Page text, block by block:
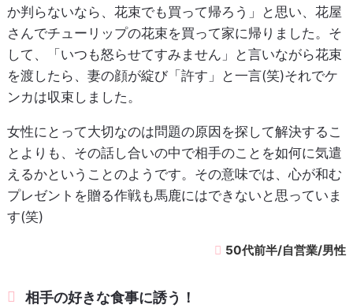
か判らないなら、花束でも買って帰ろう」と思い、花屋
さんでチューリップの花束を買って家に帰りました。そ
して、「いつも怒らせてすみません」と言いながら花束
を渡したら、妻の顔が綻び「許す」と一言(笑)それでケ
ンカは収束しました。
女性にとって大切なのは問題の原因を探して解決するこ
とよりも、その話し合いの中で相手のことを如何に気遣
えるかということのようです。その意味では、心が和む
プレゼントを贈る作戦も馬鹿にはできないと思っていま
す(笑)
50代前半/自営業/男性
相手の好きな食事に誘う！